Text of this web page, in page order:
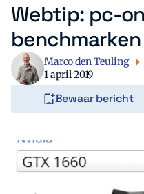
Webtip: pc-
Marco den Teuling
1 april 2019
Bewaar bericht